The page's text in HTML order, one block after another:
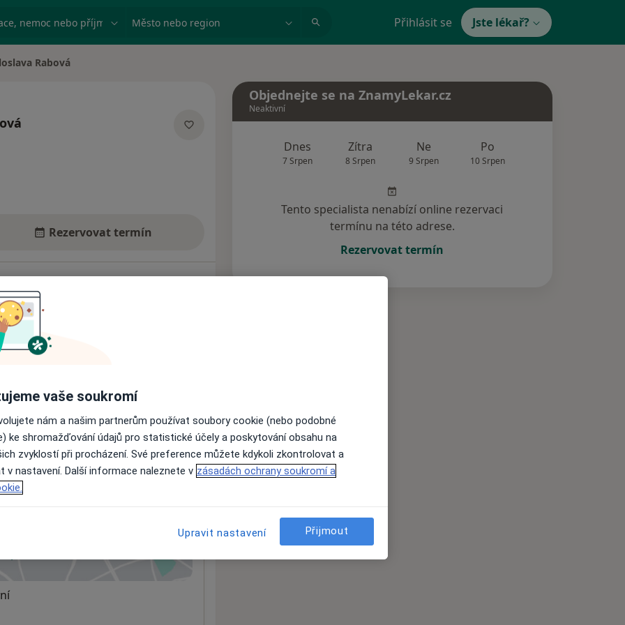
nemoc nebo příjmení Město nebo region Přihlásit se Jste lékař?
Rabová
Rezervovat termín
nejsou k dispozici
informace o svých službách.
v nové záložce
Objednejte se na ZnamyLekar.cz
Neaktivní
Dnes
7 Srpen
Zítra
8 Srpen
Ne
9 Srpen
Po
10 Srpen
Tento specialista nenabízí online rezervaci
termínu na této adrese.
Rezervovat termín
vaše soukromí
nám a našim partnerům používat soubory cookie (nebo podobné
ke shromažďování údajů pro statistické účely a poskytování obsahu na
zvyklostí při procházení. Své preference můžete kdykoli zkontrolovat a
v nastavení. Další informace naleznete v zásadách ochrany soukromí a
Upravit nastavení Přijmout